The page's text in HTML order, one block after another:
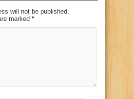
will not be published.
marked *